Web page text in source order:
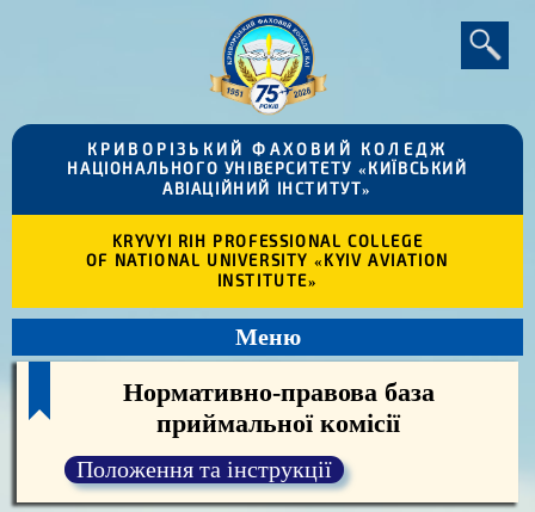
КРИВОРІЗЬКИЙ ФАХОВИЙ КОЛЕДЖ
НАЦІОНАЛЬНОГО УНІВЕРСИТЕТУ «КИЇВСЬКИЙ
АВІАЦІЙНИЙ ІНСТИТУТ»
KRYVYI RIH PROFESSIONAL COLLEGE
OF NATIONAL UNIVERSITY «KYIV AVIATION
INSTITUTE»
Меню
Нормативно-правова база
приймальної комісії
Положення та інструкції